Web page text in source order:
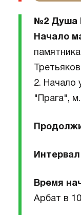
№2 Душа
Начало
2. Начало
"Прага",
Время
Арбат в